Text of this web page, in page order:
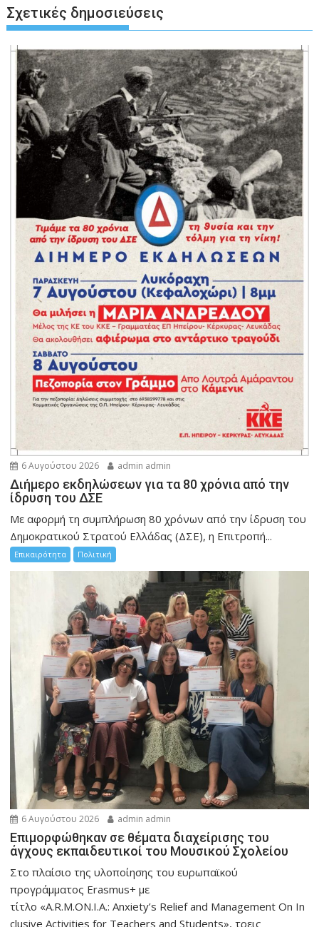
Σχετικές δημοσιεύσεις
6 Αυγούστου 2026 admin admin
Διήμερο εκδηλώσεων για τα 80 χρόνια από την
ίδρυση του ΔΣΕ
Με αφορμή τη συμπλήρωση 80 χρόνων από την ίδρυση του
Δημοκρατικού Στρατού Ελλάδας (ΔΣΕ), η Επιτροπή...
Επικαιρότητα Πολιτική
6 Αυγούστου 2026 admin admin
Eπιμορφώθηκαν σε θέματα διαχείρισης του
άγχους εκπαιδευτικοί του Μουσικού Σχολείου
Στο πλαίσιο της υλοποίησης του ευρωπαϊκού
προγράμματος Erasmus+ με
τίτλο «A.R.M.ON.I.A.: Anxiety’s Relief and Management On In
clusive Activities for Teachers and Students», τρεις